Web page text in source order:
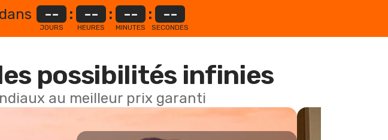
--
JOURS
: --
HEURES
: --
MINUTES
: --
SECONDES
possibilités infinies
au meilleur prix garanti